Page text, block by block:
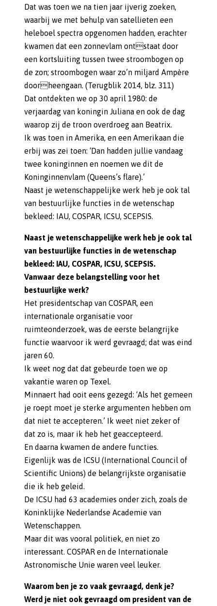
Dat was toen we na tien jaar ijverig zoeken,
waarbij we met behulp van satellieten een
heleboel spectra opgenomen hadden, erachter
kwamen dat een zonnevlam ontstaat door
een kortsluiting tussen twee stroombogen op
de zon; stroombogen waar zo’n miljard Ampère
doorheengaan. (Terugblik 2014, blz. 311)
Dat ontdekten we op 30 april 1980: de
verjaardag van koningin Juliana en ook de dag
waarop zij de troon overdroeg aan Beatrix.
Ik was toen in Amerika, en een Amerikaan die
erbij was zei toen: ‘Dan hadden jullie vandaag
twee koninginnen en noemen we dit de
Koninginnenvlam (Queens’s flare).’
Naast je wetenschappelijke werk heb je ook tal
van bestuurlijke functies in de wetenschap
bekleed: IAU, COSPAR, ICSU, SCEPSIS.
Naast je wetenschappelijke werk heb je ook tal
van bestuurlijke functies in de wetenschap
bekleed: IAU, COSPAR, ICSU, SCEPSIS.
Vanwaar deze belangstelling voor het
bestuurlijke werk?
Het presidentschap van COSPAR, een
internationale organisatie voor
ruimteonderzoek, was de eerste belangrijke
functie waarvoor ik werd gevraagd; dat was eind
jaren 60.
Ik weet nog dat dat gebeurde toen we op
vakantie waren op Texel.
Minnaert had ooit eens gezegd: ‘Als het gemeen
je roept moet je sterke argumenten hebben om
dat niet te accepteren.’ Ik weet niet zeker of
dat zo is, maar ik heb het geaccepteerd.
En daarna kwamen de andere functies.
Eigenlijk was de ICSU (International Council of
Scientific Unions) de belangrijkste organisatie
die ik heb geleid.
De ICSU had 63 academies onder zich, zoals de
Koninklijke Nederlandse Academie van
Wetenschappen.
Maar dit was vooral politiek, en niet zo
interessant. COSPAR en de Internationale
Astronomische Unie waren veel leuker.
Waarom ben je zo vaak gevraagd, denk je?
Werd je niet ook gevraagd om president van de